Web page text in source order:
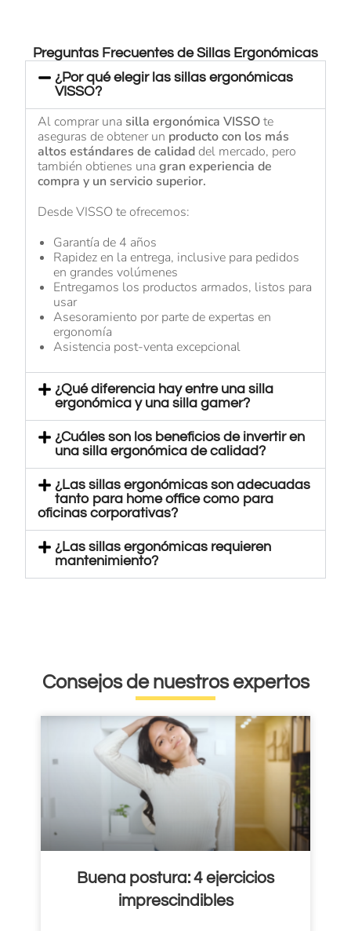
Preguntas Frecuentes de Sillas Ergonómicas
¿Por qué elegir las sillas ergonómicas
VISSO?
Al comprar una silla ergonómica VISSOte
aseguras de obtener un producto con los más
altos estándares de calidaddel mercado, pero
también obtienes unagran experiencia de
compra y un servicio superior.
Desde VISSO te ofrecemos:
Garantía de 4 años
Rapidez en la entrega, inclusive para pedidos
en grandes volúmenes
Entregamos los productos armados, listos para
usar
Asesoramiento por parte de expertas en
ergonomía
Asistencia post-venta excepcional
¿Qué diferencia hay entre una silla
ergonómica y una silla gamer?
¿Cuáles son los beneficios de invertir en
una silla ergonómica de calidad?
¿Las sillas ergonómicas son adecuadas
tanto para home office como para
oficinas corporativas?
¿Las sillas ergonómicas requieren
mantenimiento?
Consejos de nuestros expertos
Buena postura: 4 ejercicios
imprescindibles